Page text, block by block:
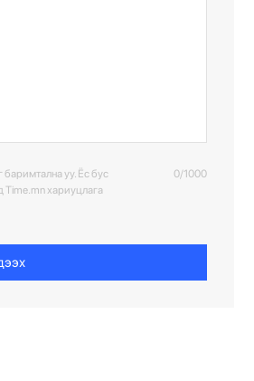
баримтална уу. Ёс бус
Time.mn хариуцлага
0/1000